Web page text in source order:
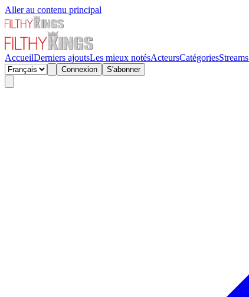
Aller au contenu principal
AccueilDerniers ajoutsLes mieux notésActeursCatégories
Connexion S'abonner